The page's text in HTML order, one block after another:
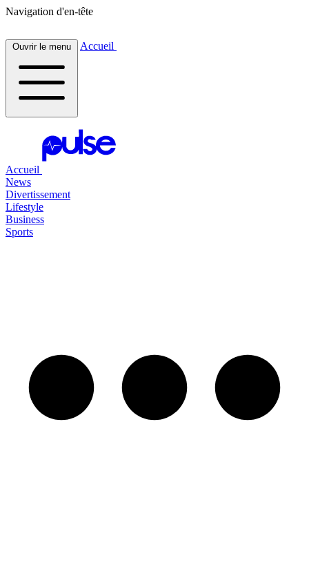
Navigation d'en-tête
Ouvrir le menu Accueil
Accueil
News
Divertissement
Lifestyle
Business
Sports